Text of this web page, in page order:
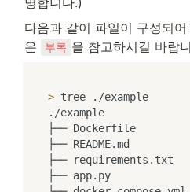
다음과 같이 파일이 구성되
은
부록 을 참고하시길 바랍
> tree ./example
./example
├── Dockerfile
├── README.md
├── requirements.txt
├── app.py